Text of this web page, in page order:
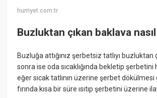
hurriyet.com.tr
Buzluktan çıkan baklava nasıl
Buzluğa attığınız şerbetsiz tatlıyı buzluktan
sonra ise oda sıcaklığında bekletip şerbetini
eğer sıcak tatlının üzerine şerbet
fırında kısa bir süre ısıtıp şerbetini üzerine